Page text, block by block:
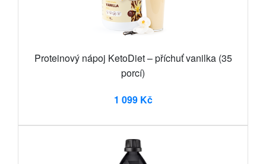
Proteinový nápoj KetoDiet – příchuť vanilka (35
porcí)
1 099 Kč